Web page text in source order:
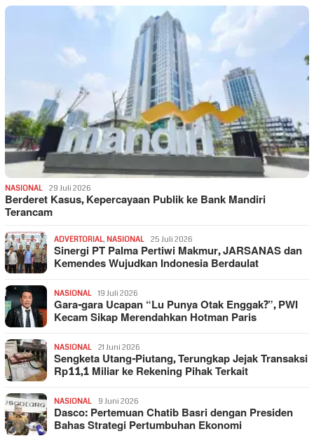
NASIONAL 29 Juli 2026
Berderet Kasus, Kepercayaan Publik ke Bank Mandiri
Terancam
ADVERTORIAL, NASIONAL 25 Juli 2026
Sinergi PT Palma Pertiwi Makmur, JARSANAS dan
Kemendes Wujudkan Indonesia Berdaulat
NASIONAL 19 Juli 2026
Gara-gara Ucapan “Lu Punya Otak Enggak?”, PWI
Kecam Sikap Merendahkan Hotman Paris
NASIONAL 21 Juni 2026
Sengketa Utang-Piutang, Terungkap Jejak Transaksi
Rp11,1 Miliar ke Rekening Pihak Terkait
NASIONAL 9 Juni 2026
Dasco: Pertemuan Chatib Basri dengan Presiden
Bahas Strategi Pertumbuhan Ekonomi